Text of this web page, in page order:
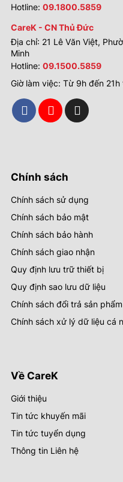
Hotline: 09.1800.5859
CareK - CN Thủ Đức
Địa chỉ: 21 Lê Văn Việt,
Minh
Hotline: 09.1500.5859
Giờ làm việc: Từ 9h đến
Chính sách
Chính sách sử dụng
Chính sách bảo mật
Chính sách bảo hành
Chính sách giao nhận
Quy định lưu trữ thiết bị
Quy định sao lưu dữ liệu
Chính sách đổi trả sản phẩm
Chính sách xử lý dữ liệu cá
Về CareK
Giới thiệu
Tin tức khuyến mãi
Tin tức tuyển dụng
Thông tin Liên hệ